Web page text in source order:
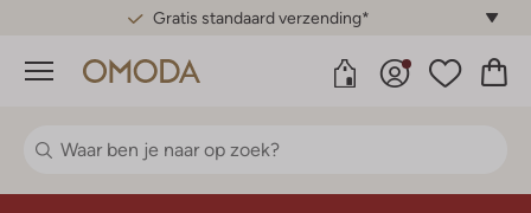
Menu